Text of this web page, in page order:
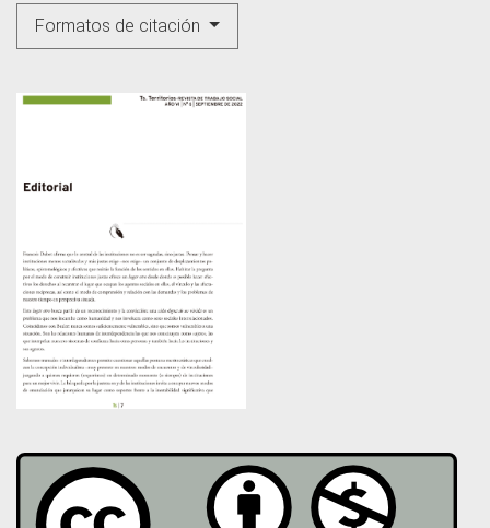
Formatos de citación